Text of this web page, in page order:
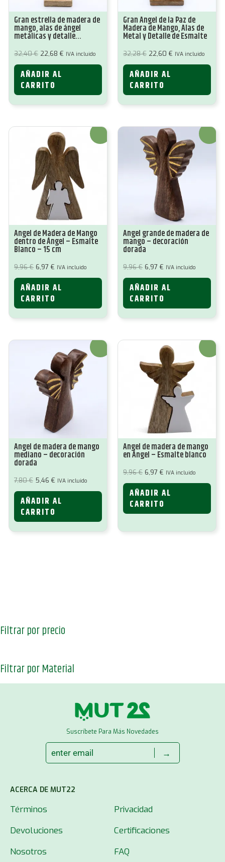
Gran estrella de madera de
mango, alas de ángel
metálicas y detalle
32,40€ El
original
era:
32,40 €.
22,68 € El
actual
IVA incluido
AÑADIR AL
CARRITO
Gran Ángel de la Paz de
Madera de Mango, Alas de
Metal y Detalle de Esmalte
32,28€ El
original
era:
32,28 €.
22,60 € El
actual
IVA incluido
AÑADIR AL
CARRITO
¡Oferta!
Ángel de Madera de Mango
dentro de Ángel – Esmalte
Blanco – 15 cm
9,96€ El
original
era:
9,96 €.
6,97 € El
actual
es:
6,97 €.
IVA incluido
AÑADIR AL
CARRITO
¡Oferta!
Ángel grande de madera de
mango – decoración
dorada
9,96€ El
original
era:
9,96 €.
6,97 € El
actual
es:
6,97 €.
IVA incluido
AÑADIR AL
CARRITO
¡Oferta!
Ángel de madera de mango
mediano – decoración
dorada
7,80€ El
original
era:
7,80 €.
5,46 € El
actual
es:
5,46 €.
IVA incluido
AÑADIR AL
CARRITO
¡Oferta!
Ángel de madera de mango
en Ángel – Esmalte blanco
9,96€ El
original
era:
9,96 €.
6,97 € El
actual
es:
6,97 €.
IVA incluido
AÑADIR AL
CARRITO
Filtrar por precio
Filtrar por Material
Suscríbete Para Más Novedades
→
ACERCA DE MUT22
Términos
Privacidad
Devoluciones
Certificaciones
Nosotros
FAQ